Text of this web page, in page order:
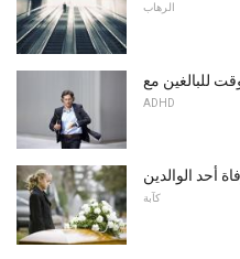
الرهاب
ADHD
أحد الوالدين
كآبة